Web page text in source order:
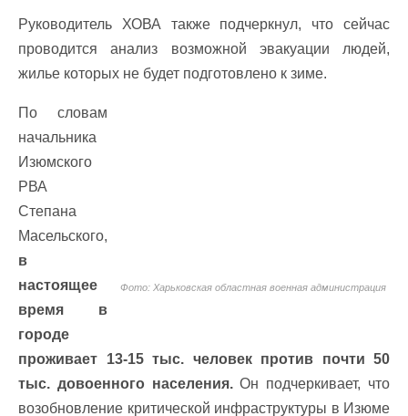
Руководитель ХОВА также подчеркнул, что сейчас
проводится анализ возможной эвакуации людей,
жилье которых не будет подготовлено к зиме.
Фото: Харьковская областная военная администрация
По словам
начальника
Изюмского
РВА
Степана
Масельского,
в
настоящее
время в
городе
проживает 13-15 тыс. человек против почти 50
тыс. довоенного населения.Он подчеркивает, что
возобновление критической инфраструктуры в Изюме